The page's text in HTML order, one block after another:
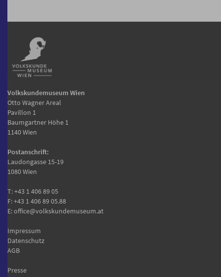
Volkskundemuseum Wien
Otto Wagner Areal
Pavillon 1
Baumgartner Höhe 1
1140 Wien
Postanschrift:
Laudongasse 15-19
1080 Wien
T:+43 1 406 89 05
F: +43 1 406 89 05.88
E:office@volkskundemuseum.at
Impressum
Datenschutz
AGB
Presse